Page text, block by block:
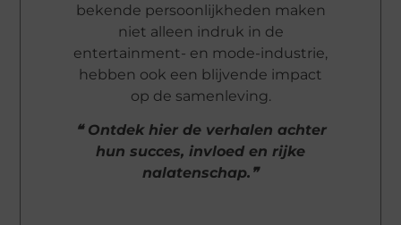
bekende persoonlijkheden maken
niet alleen indruk in de
entertainment- en mode-industrie,
hebben ook een blijvende impact
op de samenleving.
❝ Ontdek hier de verhalen achter
hun succes, invloed en rijke
nalatenschap.❞